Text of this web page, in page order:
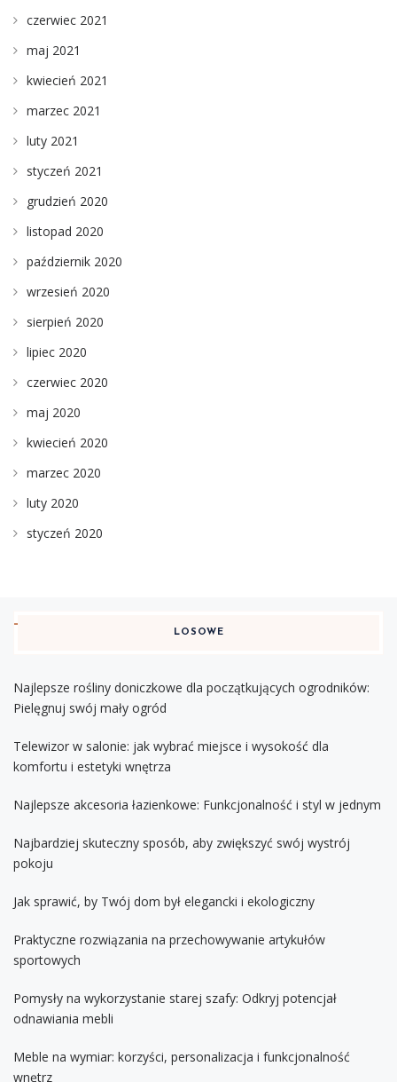
czerwiec 2021
maj 2021
kwiecień 2021
marzec 2021
luty 2021
styczeń 2021
grudzień 2020
listopad 2020
październik 2020
wrzesień 2020
sierpień 2020
lipiec 2020
czerwiec 2020
maj 2020
kwiecień 2020
marzec 2020
luty 2020
styczeń 2020
LOSOWE
Najlepsze rośliny doniczkowe dla początkujących ogrodników:
Pielęgnuj swój mały ogród
Telewizor w salonie: jak wybrać miejsce i wysokość dla
komfortu i estetyki wnętrza
Najlepsze akcesoria łazienkowe: Funkcjonalność i styl w jednym
Najbardziej skuteczny sposób, aby zwiększyć swój wystrój
pokoju
Jak sprawić, by Twój dom był elegancki i ekologiczny
Praktyczne rozwiązania na przechowywanie artykułów
sportowych
Pomysły na wykorzystanie starej szafy: Odkryj potencjał
odnawiania mebli
Meble na wymiar: korzyści, personalizacja i funkcjonalność
wnętrz